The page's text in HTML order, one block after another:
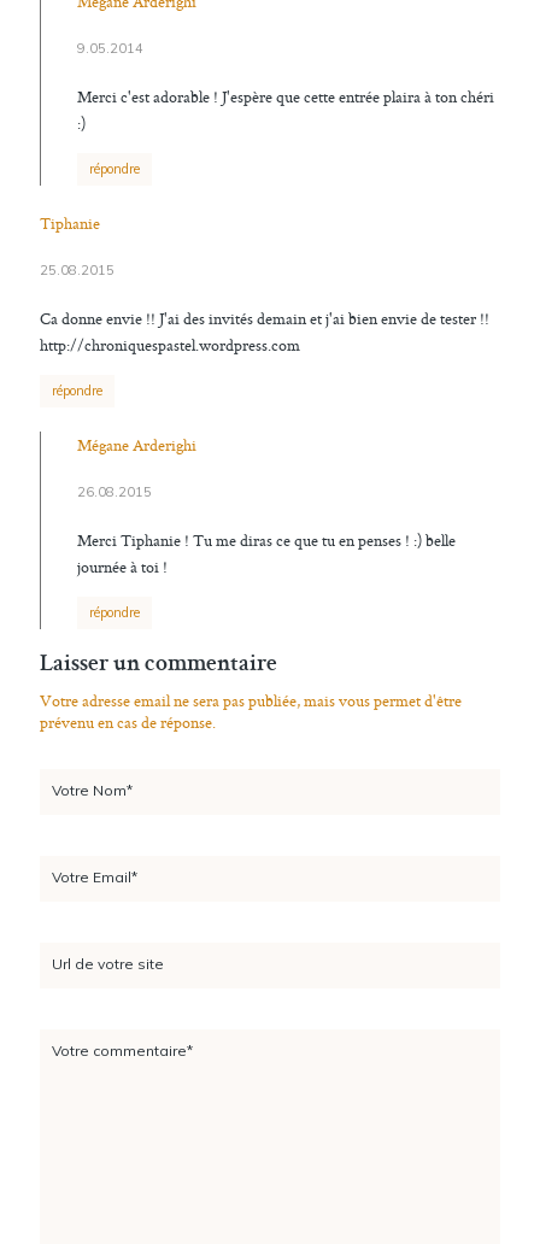
9.05.2014
Merci c'est adorable ! J'espère que cette entrée plaira à ton chéri
:)
répondre
Tiphanie
25.08.2015
Ca donne envie !! J'ai des invités demain et j'ai bien envie de tester !!
http://chroniquespastel.wordpress.com
répondre
Mégane Arderighi
26.08.2015
Merci Tiphanie ! Tu me diras ce que tu en penses ! :) belle
journée à toi !
répondre
Laisser un commentaire
Votre adresse email ne sera pas publiée, mais vous permet d'être
prévenu en cas de réponse.
Votre Nom*
Votre Email*
Url de votre site
Votre commentaire*